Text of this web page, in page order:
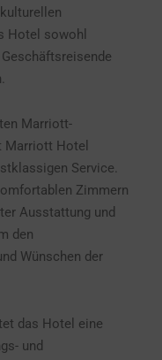
Hotel sowohl
Marriott-
Marriott Hotel
Service.
Zimmern
Ausstattung und
den
Wünschen der
das Hotel eine
und